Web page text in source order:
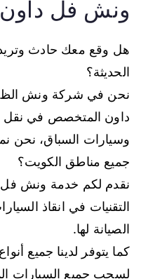
ونش فل داون
هل وقع معك حادث
الحديثة؟
نحن في شركة ونش
داون المتخصص في نقل
وسيارات السباق، نحن
جميع مناطق الكويت؟
نقدم لكم خدمة ونش فل
التقنيات في انقاذ
الصيانة لها.
كما يتوفر لدينا جميع
لسحب جميع السيارات